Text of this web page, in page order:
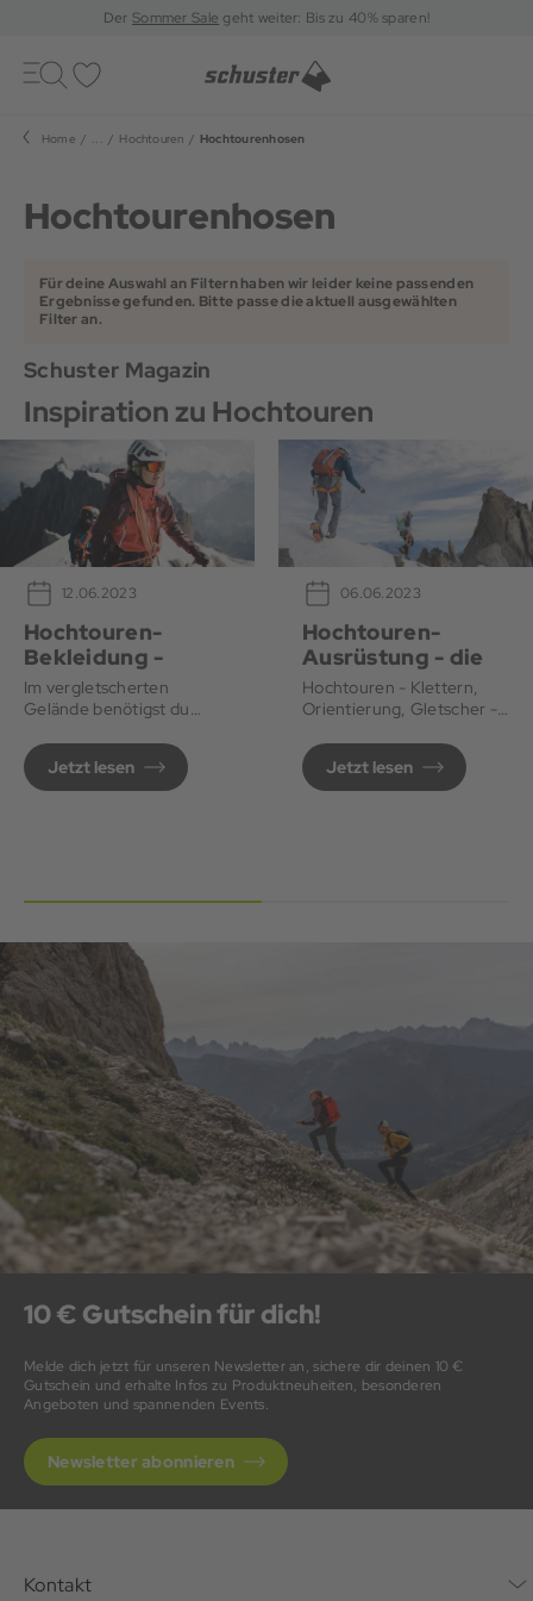
DerSommer Sale geht weiter: Bis zu 40% sparen!
Toggle
navigation
Home ... Hochtouren Hochtourenhosen
Hochtourenhosen
Für deine Auswahl an Filtern haben wir leider keine passenden
Ergebnisse gefunden. Bitte passe die aktuell ausgewählten
Filter an.
Schuster Magazin
Inspiration zu Hochtouren
12.06.2023
Hochtouren-
Bekleidung -
unsere Tipps
Im vergletscherten
Gelände benötigst du
Hochtouren. Erfahre hier,
was du brauchst und
worauf du beim Kauf
Jetzt lesen
06.06.2023
Hochtouren-
Ausrüstung - die
große Packliste
Hochtouren - Klettern,
Orientierung, Gletscher -
Können im alpinen
Gelände. Mit unserer
Packliste behältst du den
Jetzt lesen
10 € Gutschein für dich!
Melde dich jetzt für unseren Newsletter an, sichere dir deinen 10 €
Gutschein und erhalte Infos zu Produktneuheiten, besonderen
Angeboten und spannenden Events.
Newsletter abonnieren
Kontakt